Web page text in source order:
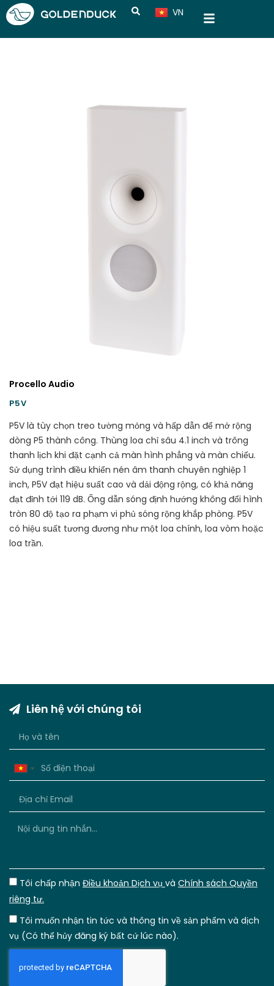
VN
CN
Procello Audio
P5V
P5V là tùy chọn treo tường mỏng và hấp dẫn để mở rộng
dòng P5 thành công. Thùng loa chỉ sâu 4.1 inch và trông
thanh lịch khi đặt cạnh cả màn hình phẳng và màn chiếu.
Sử dụng trình điều khiển nén âm thanh chuyên nghiệp 1
inch, P5V đạt hiệu suất cao và dải động rộng, có khả năng
đạt đỉnh tới 119 dB. Ống dẫn sóng định hướng không đổi hình
tròn 80 độ tạo ra phạm vi phủ sóng rộng khắp phòng. P5V
có hiệu suất tương đương như một loa chính, loa vòm hoặc
loa trần.
Liên hệ với chúng tôi
Vietnam
Tôi chấp nhận Điều khoản Dịch vụ và Chính sách Quyền
riêng tư.
Tôi muốn nhận tin tức và thông tin về sản phẩm và dịch
vụ (Có thể hủy đăng ký bất cứ lúc nào).